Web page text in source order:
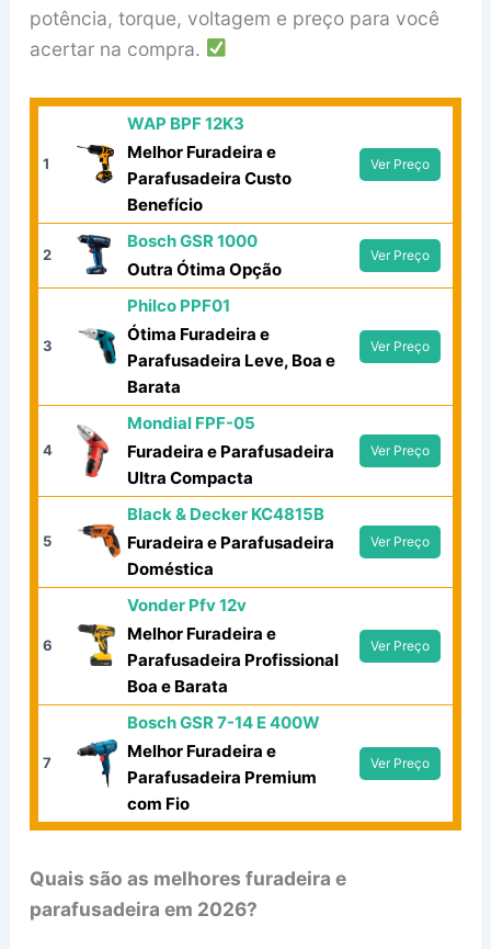
potência, torque, voltagem e preço para você
acertar na compra.
1
WAP BPF 12K3
Melhor Furadeira e
Parafusadeira Custo
Benefício
Ver Preço
2
Bosch GSR 1000
Outra Ótima Opção
Ver Preço
3
Philco PPF01
Ótima Furadeira e
Parafusadeira Leve, Boa e
Barata
Ver Preço
4
Mondial FPF-05
Furadeira e Parafusadeira
Ultra Compacta
Ver Preço
5
Black & Decker KC4815B
Furadeira e Parafusadeira
Doméstica
Ver Preço
6
Vonder Pfv 12v
Melhor Furadeira e
Parafusadeira Profissional
Boa e Barata
Ver Preço
7
Bosch GSR 7-14 E 400W
Melhor Furadeira e
Parafusadeira Premium
com Fio
Ver Preço
Quais são as melhores furadeira e
parafusadeira em 2026?